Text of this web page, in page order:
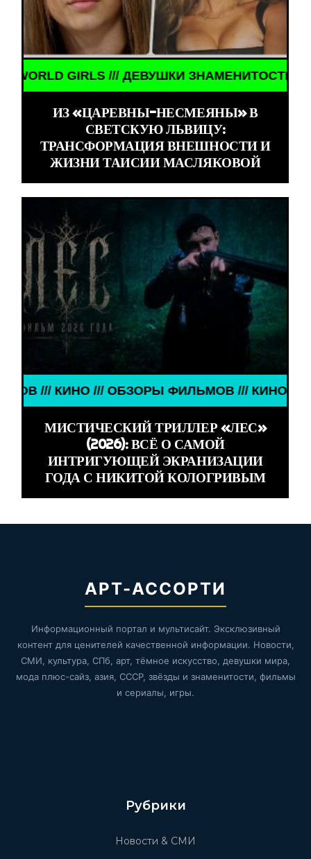
/// WORLD GIRLS /// ДЕВУШКИ
ИЗ «ЦАРЕВНЫ-НЕСМЕЯНЫ» В
СВЕТСКУЮ ЛЬВИЦУ:
ТРАНСФОРМАЦИЯ ВНЕШНОСТИ И
ЖИЗНИ ТАИСИИ МАСЛЯКОВОЙ
/// КИНО /// ОБЗОРЫ ФИЛЬМОВ ///
МИСТИЧЕСКИЙ ТРИЛЛЕР «ЛЕС»
(2026): ВСЁ О САМОЙ
ИНТРИГУЮЩЕЙ ЭКРАНИЗАЦИИ
ГОДА С НИКИТОЙ КОЛОГРИВЫМ
АРТ-АССОРТИ
Информационный портал и мультисайт. Эксклюзивный
контент для ценителей качественной информации. Новости,
СМИ, культура, СПб, арт, тёмное искусство, девушки мира,
мода плюс-сайз, азия, СССР, звёзды и знаменитости, фильмы
и сериалы, игры.
Рубрики
Новости & СМИ